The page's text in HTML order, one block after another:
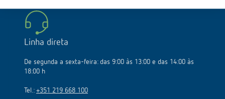
Linha direta
De segunda a sexta-feira: das 9:00 às 13:00 e das 14:00 às
18:00 h
Tel.: +351 219 668 100